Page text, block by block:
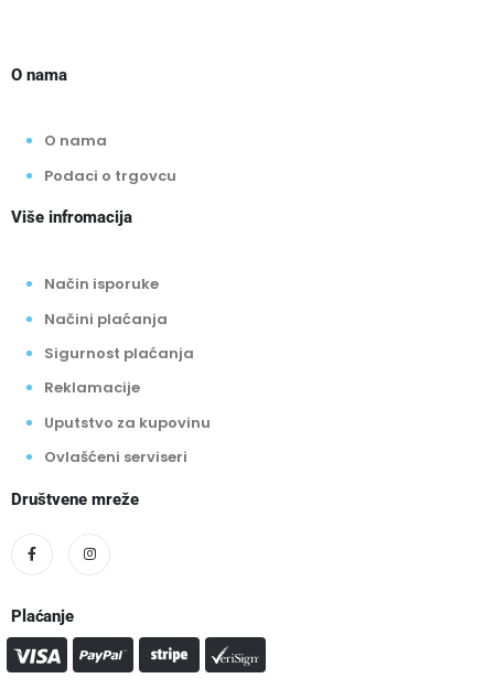
O nama
O nama
Podaci o trgovcu
Više infromacija
Način isporuke
Načini plaćanja
Sigurnost plaćanja
Reklamacije
Uputstvo za kupovinu
Ovlašćeni serviseri
Društvene mreže
Plaćanje